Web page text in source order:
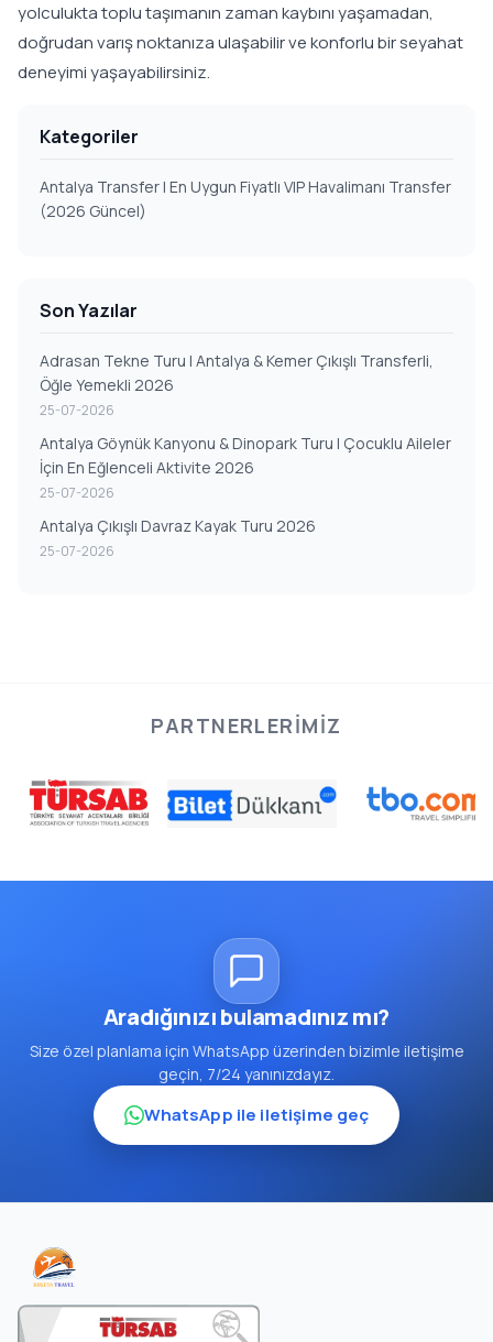
yolculukta toplu taşımanın zaman kaybını yaşamadan,
doğrudan varış noktanıza ulaşabilir ve konforlu bir seyahat
deneyimi yaşayabilirsiniz.
Kategoriler
Antalya Transfer | En Uygun Fiyatlı VIP Havalimanı Transfer
(2026 Güncel)
Son Yazılar
Adrasan Tekne Turu | Antalya & Kemer Çıkışlı Transferli,
Öğle Yemekli 2026
25-07-2026
Antalya Göynük Kanyonu & Dinopark Turu | Çocuklu Aileler
İçin En Eğlenceli Aktivite 2026
25-07-2026
Antalya Çıkışlı Davraz Kayak Turu 2026
25-07-2026
PARTNERLERIMIZ
Aradığınızı bulamadınız mı?
Size özel planlama için WhatsApp üzerinden bizimle iletişime
geçin, 7/24 yanınızdayız.
WhatsApp ile iletişime geç